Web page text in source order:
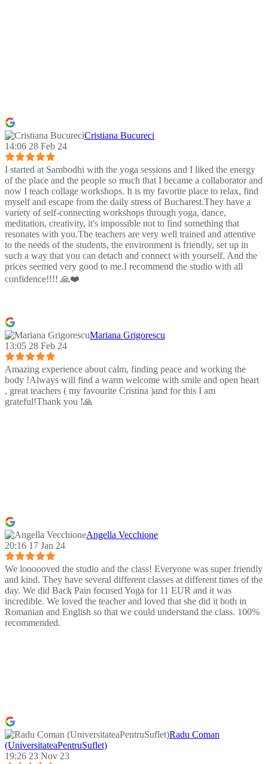
Cristiana Bucureci
14:06 28 Feb 24
I started at Sambodhi with the yoga sessions and I liked the energy
of the place and the people so much that I became a collaborator and
now I teach collage workshops. It is my favorite place to relax, find
myself and escape from the daily stress of Bucharest.They have a
variety of self-connecting workshops through yoga, dance,
meditation, creativity, it's impossible not to find something that
resonates with you.The teachers are very well trained and attentive
to the needs of the students, the environment is friendly, set up in
such a way that you can detach and connect with yourself. And the
prices seemed very good to me.I recommend the studio with all
confidence!!!! 🙏❤️
Mariana Grigorescu
13:05 28 Feb 24
Amazing experience about calm, finding peace and working the
body !Always will find a warm welcome with smile and open heart
, great teachers ( my favourite Cristina )and for this I am
grateful!Thank you !🙏
Angella Vecchione
20:16 17 Jan 24
We loooooved the studio and the class! Everyone was super friendly
and kind. They have several different classes at different times of the
day. We did Back Pain focused Yoga for 11 EUR and it was
incredible. We loved the teacher and loved that she did it both in
Romanian and English so that we could understand the class. 100%
recommended.
Radu Coman
(UniversitateaPentruSuflet)
19:26 23 Nov 23